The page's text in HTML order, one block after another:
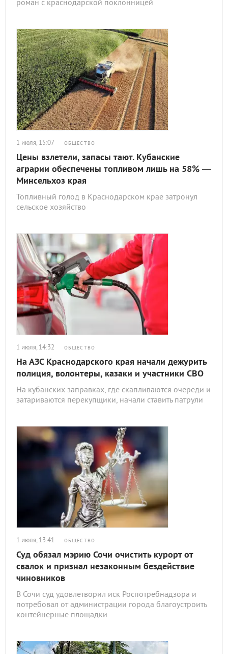
роман с краснодарской поклонницей
1 июля, 15:07 ОБЩЕСТВО
Цены взлетели, запасы тают. Кубанские
аграрии обеспечены топливом лишь на 58% —
Минсельхоз края
Топливный голод в Краснодарском крае затронул
сельское хозяйство
1 июля, 14:32 ОБЩЕСТВО
На АЗС Краснодарского края начали дежурить
полиция, волонтеры, казаки и участники СВО
На кубанских заправках, где скапливаются очереди и
затариваются перекупщики, начали ставить патрули
1 июля, 13:41 ОБЩЕСТВО
Суд обязал мэрию Сочи очистить курорт от
свалок и признал незаконным бездействие
чиновников
В Сочи суд удовлетворил иск Роспотребнадзора и
потребовал от администрации города благоустроить
контейнерные площадки